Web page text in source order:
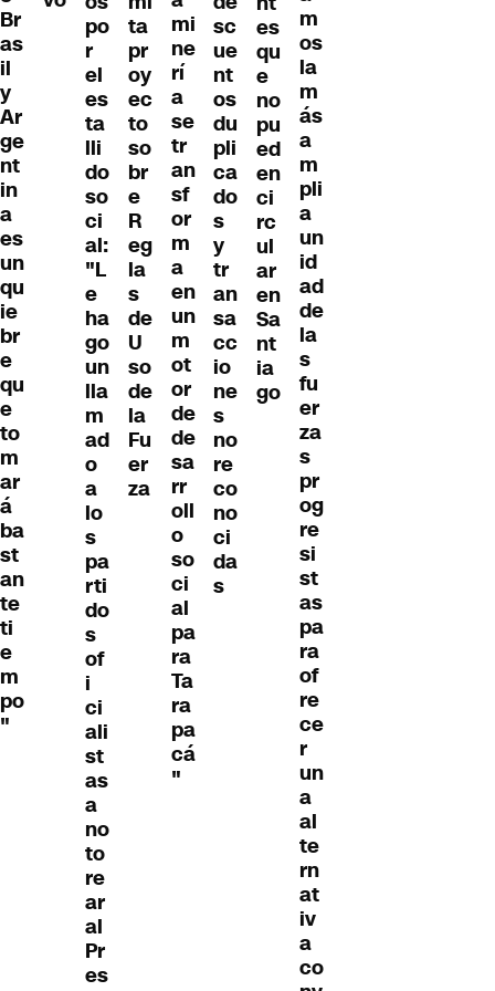
Br
as
il
y
Ar
ge
nt
in
a
es
un
qu
ie
br
e
qu
e
to
m
ar
á
ba
st
an
te
ti
e
m
po
"
po
r
el
es
ta
lli
do
so
ci
al:
"L
e
ha
go
un
lla
m
ad
o
a
lo
s
pa
rti
do
s
of
i
ci
ali
st
as
a
no
to
re
ar
al
Pr
es
ta
pr
oy
ec
to
so
br
e
R
eg
la
s
de
U
so
de
la
Fu
er
za
mi
ne
rí
a
se
tr
an
sf
or
m
a
en
un
m
ot
or
de
de
sa
rr
oll
o
so
ci
al
pa
ra
Ta
ra
pa
cá
"
sc
ue
nt
os
du
pli
ca
do
s
y
tr
an
sa
cc
io
ne
s
no
re
co
no
ci
da
s
es
qu
e
no
pu
ed
en
ci
rc
ul
ar
en
Sa
nt
ia
go
m
os
la
m
ás
a
m
pli
a
un
id
ad
de
la
s
fu
er
za
s
pr
og
re
si
st
as
pa
ra
of
re
ce
r
un
a
al
te
rn
at
iv
a
co